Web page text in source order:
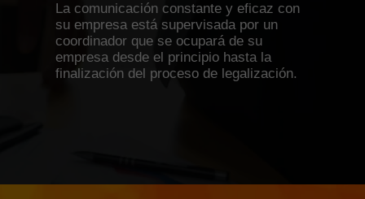
La comunicación constante y eficaz con
su empresa está supervisada por un
coordinador que se ocupará de su
empresa desde el principio hasta la
finalización del proceso de legalización.